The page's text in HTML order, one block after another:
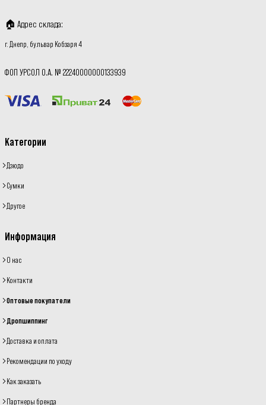
🏠 Адрес склада:
г. Днепр, бульвар Кобзаря 4
ФОП УРСОЛ О.А. № 22240000000133939
Категории
Дзюдо
Сумки
Другое
Информация
О нас
Контакти
Оптовые покупатели
Дропшиппинг
Доставка и оплата
Рекомендации по уходу
Как заказать
Партнеры бренда